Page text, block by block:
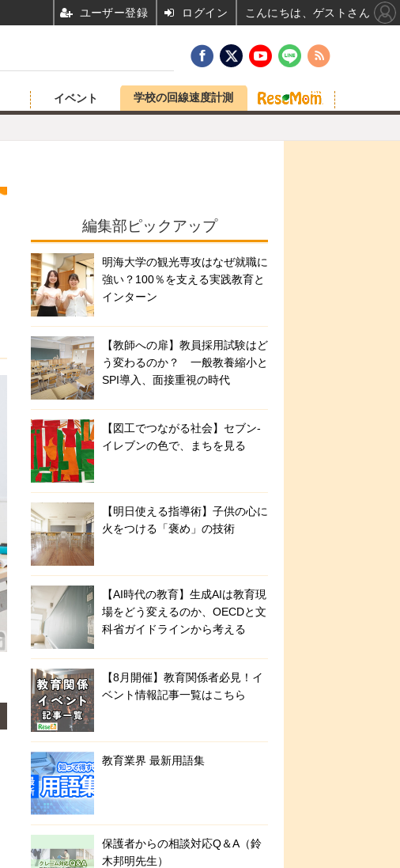
イベント 学校の回線速度計測
編集部ピックアップ
明海大学の観光専攻はなぜ就職に
強い？100％を支える実践教育と
インターン
【教師への扉】教員採用試験はど
う変わるのか？ 一般教養縮小と
SPI導入、面接重視の時代
【図工でつながる社会】セブン‐
イレブンの色で、まちを見る
【明日使える指導術】子供の心に
火をつける「褒め」の技術
【AI時代の教育】生成AIは教育現
場をどう変えるのか、OECDと文
科省ガイドラインから考える
【8月開催】教育関係者必見！イ
ベント情報記事一覧はこちら
教育業界 最新用語集
保護者からの相談対応Q＆A（鈴
木邦明先生）
ユーザー登録 ログイン こんにちは、ゲストさん